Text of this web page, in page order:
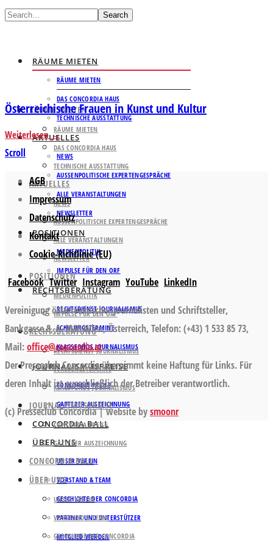
Search
RÄUME MIETEN
RÄUME MIETEN
DAS CONCORDIA HAUS
TECHNISCHE AUSSTATTUNG
AKTUELLES
NEWS
AUSSENPOLITISCHE EXPERTENGESPRÄCHE
ALLE VERANSTALTUNGEN
NEWSLETTER
POSITIONEN
MEDIENPOLITIK
IMPULSE FÜR DEN ORF
RECHTSBERATUNG
RECHTSDIENST JOURNALISMUS
SCHULUNGSTERMINE
KLAGSFONDS JOURNALISMUS
JOURNALISMUSPREISE
CONCORDIA PREISE
GATTERER AUSZEICHNUNG
CONCORDIA BALL
ÜBER UNS
UNSER VEREIN
VORSTAND & TEAM
GESCHICHTE DER CONCORDIA
PARTNER UND UNTERSTÜTZER
MITGLIED WERDEN
RÄUME MIETEN
RÄUME MIETEN
DAS CONCORDIA HAUS
TECHNISCHE AUSSTATTUNG
AKTUELLES
NEWS
AUSSENPOLITISCHE EXPERTENGESPRÄCHE
ALLE VERANSTALTUNGEN
NEWSLETTER
POSITIONEN
MEDIENPOLITIK
IMPULSE FÜR DEN ORF
RECHTSBERATUNG
RECHTSDIENST JOURNALISMUS
SCHULUNGSTERMINE
KLAGSFONDS JOURNALISMUS
JOURNALISMUSPREISE
CONCORDIA PREISE
GATTERER AUSZEICHNUNG
CONCORDIA BALL
ÜBER UNS
UNSER VEREIN
VORSTAND & TEAM
GESCHICHTE DER CONCORDIA
Österreichische Frauen in Kunst und Kultur
Weiterlesen
Scroll
AGB
Impressum
Datenschutz
Kontakt
Cookie-Richtlinie (EU)
Facebook Twitter Instagram YouTube LinkedIn
Vereinigung österreichischer Journalisten und Schriftsteller,
Bankgasse 8, A-1010 Wien, Österreich, Telefon: (+43) 1 533 85 73,
Mail:office@concordia.at.
Der Presseclub Concordia übernimmt keine Haftung für Links. Für
deren Inhalt ist ausschließlich der Betreiber verantwortlich.
(c) Presseclub Concordia | website bysmoonr